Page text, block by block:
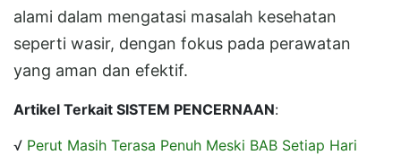
alami dalam mengatasi masalah kesehatan
seperti wasir, dengan fokus pada perawatan
yang aman dan efektif.
Artikel Terkait SISTEM PENCERNAAN:
√ Perut Masih Terasa Penuh Meski BAB Setiap Hari